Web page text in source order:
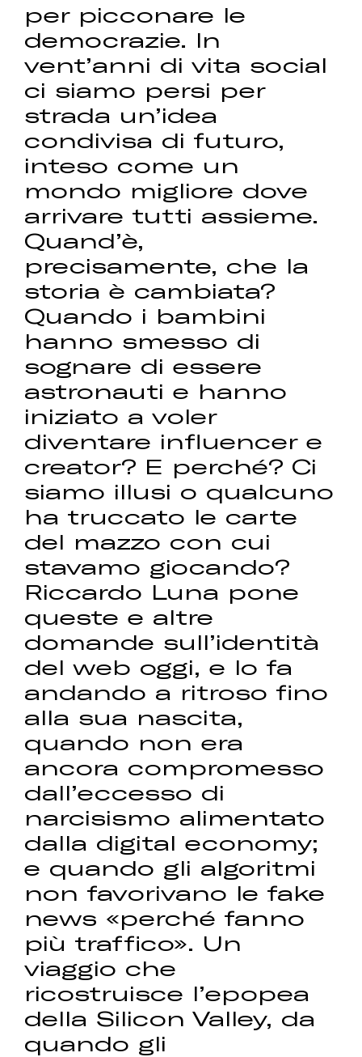
per picconare le
democrazie. In
vent’anni di vita social
ci siamo persi per
strada un’idea
condivisa di futuro,
inteso come un
mondo migliore dove
arrivare tutti assieme.
Quand’è,
precisamente, che la
storia è cambiata?
Quando i bambini
hanno smesso di
sognare di essere
astronauti e hanno
iniziato a voler
diventare influencer e
creator? E perché? Ci
siamo illusi o qualcuno
ha truccato le carte
del mazzo con cui
stavamo giocando?
Riccardo Luna pone
queste e altre
domande sull’identità
del web oggi, e lo fa
andando a ritroso fino
alla sua nascita,
quando non era
ancora compromesso
dall’eccesso di
narcisismo alimentato
dalla digital economy;
e quando gli algoritmi
non favorivano le fake
news «perché fanno
più traffico». Un
viaggio che
ricostruisce l’epopea
della Silicon Valley, da
quando gli